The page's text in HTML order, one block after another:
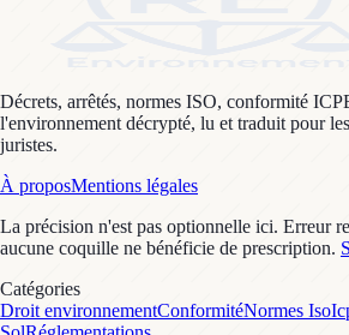
Décrets, arrêtés, normes ISO, conformité
l'environnement décrypté, lu et traduit pour
juristes.
À proposMentions légales
La précision n'est pas optionnelle ici. Erreur
aucune coquille ne bénéficie de prescription.
Catégories
Droit environnementConformitéNormes Iso